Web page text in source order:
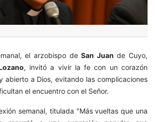
el arzobispo deSan Juan de Cuyo,
, invitó a vivir la fe con un corazón
abierto a Dios, evitando las complicaciones
el encuentro con el Señor.
semanal, titulada "Más vueltas que una